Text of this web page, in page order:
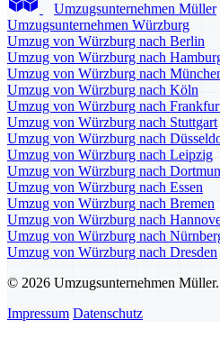
Umzugsunternehmen Müller
Umzugsunternehmen Würzburg
Umzug von Würzburg nach Berlin
Umzug von Würzburg nach
Umzug von Würzburg nach
Umzug von Würzburg nach Köln
Umzug von Würzburg nach
Umzug von Würzburg nach Stuttgart
Umzug von Würzburg nach
Umzug von Würzburg nach Leipzig
Umzug von Würzburg nach
Umzug von Würzburg nach Essen
Umzug von Würzburg nach Bremen
Umzug von Würzburg nach
Umzug von Würzburg nach
Umzug von Würzburg nach Dresden
© 2026 Umzugsunternehmen
Impressum Datenschutz